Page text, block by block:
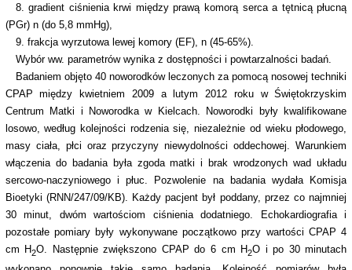
8. gradient ciśnienia krwi między prawą komorą serca a tętnicą płucną
(PGr) n (do 5,8 mmHg),
9. frakcja wyrzutowa lewej komory (EF), n (45-65%).
Wybór ww. parametrów wynika z dostępności i powtarzalności badań.
Badaniem objęto 40 noworodków leczonych za pomocą nosowej techniki
CPAP między kwietniem 2009 a lutym 2012 roku w Świętokrzyskim
Centrum Matki i Noworodka w Kielcach. Noworodki były kwalifikowane
losowo, według kolejności rodzenia się, niezależnie od wieku płodowego,
masy ciała, płci oraz przyczyny niewydolności oddechowej. Warunkiem
włączenia do badania była zgoda matki i brak wrodzonych wad układu
sercowo-naczyniowego i płuc. Pozwolenie na badania wydała Komisja
Bioetyki (RNN/247/09/KB). Każdy pacjent był poddany, przez co najmniej
30 minut, dwóm wartościom ciśnienia dodatniego. Echokardiografia i
pozostałe pomiary były wykonywane początkowo przy wartości CPAP 4
cm H2O. Następnie zwiększono CPAP do 6 cm H2O i po 30 minutach